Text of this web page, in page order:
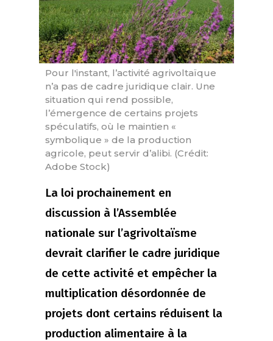
Pour l'instant, l’activité agrivoltaïque
n’a pas de cadre juridique clair. Une
situation qui rend possible,
l’émergence de certains projets
spéculatifs, où le maintien «
symbolique » de la production
agricole, peut servir d’alibi. (Crédit:
Adobe Stock)
La loi prochainement en
discussion à l’Assemblée
nationale sur l’agrivoltaïsme
devrait clarifier le cadre juridique
de cette activité et empêcher la
multiplication désordonnée de
projets dont certains réduisent la
production alimentaire à la